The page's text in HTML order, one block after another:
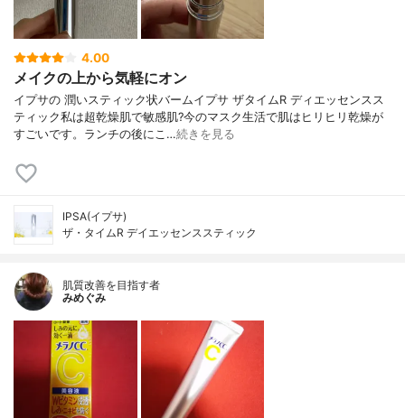
4.00
メイクの上から気軽にオン
イプサの 潤いスティック状バームイプサ ザタイムR ディエッセンスス
ティック私は超乾燥肌で敏感肌?今のマスク生活で肌はヒリヒリ乾燥が
すごいです。ランチの後にこ…続きを見る
IPSA(イプサ)
ザ・タイムR デイエッセンススティック
肌質改善を目指す者
みめぐみ